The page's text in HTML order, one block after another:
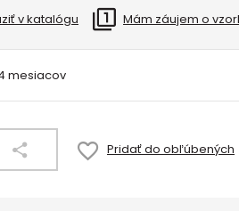
v katalógu Mám záujem o
mesiacov
Pridať do obľúbených